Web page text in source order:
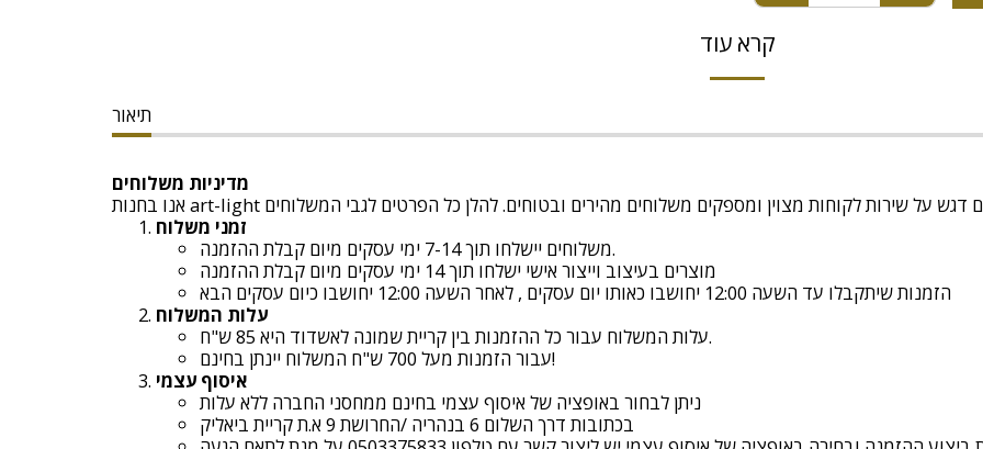
קרא עוד
תיאור
מדיניות משלוחים
זמני משלוח
משלוחים יישלחו תוך 7-14 ימי עסקים מיום קבלת ההזמנה.
מוצרים בעיצוב וייצור אישי ישלחו תוך 14 ימי עסקים מיום קבלת ההזמנה
הזמנות שיתקבלו עד השעה 12:00 יחושבו כאותו יום עסקים , לאחר השעה 12:00 יחושבו כיום עסקים הבא
עלות המשלוח
עלות המשלוח עבור כל ההזמנות בין קריית שמונה לאשדוד היא 85 ש"ח.
עבור הזמנות מעל 700 ש"ח המשלוח יינתן בחינם!
איסוף עצמי
ניתן לבחור באופציה של איסוף עצמי בחינם ממחסני החברה ללא עלות
בכתובות דרך השלום 6 בנהריה /החרושת 9 א.ת קריית ביאליק